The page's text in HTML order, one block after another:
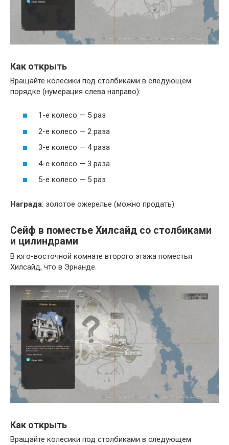
Как открыть
Вращайте колесики под столбиками в следующем
порядке (нумерация слева направо):
1-е колесо — 5 раз
2-е колесо — 2 раза
3-е колесо — 4 раза
4-е колесо — 3 раза
5-е колесо — 5 раз
Награда: золотое ожерелье (можно продать).
Сейф в поместье Хилсайд со столбиками
и цилиндрами
В юго-восточной комнате второго этажа поместья
Хилсайд, что в Эрнанде.
Как открыть
Вращайте колесики под столбиками в следующем